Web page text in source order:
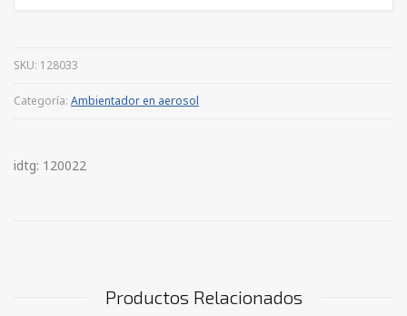
SKU: 128033
Categoría: Ambientador en aerosol
idtg: 120022
Productos Relacionados